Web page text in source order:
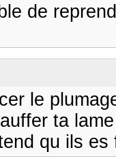
de
le
ta
qu ils es